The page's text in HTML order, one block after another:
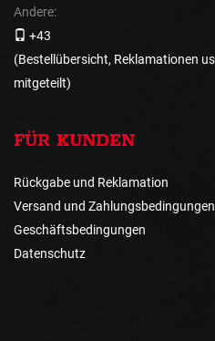
Andere:
+43
(Bestellübersicht, Reklamationen
mitgeteilt)
FÜR KUNDEN
Rückgabe und Reklamation
Versand und Zahlungsbedingungen
Geschäftsbedingungen
Datenschutz